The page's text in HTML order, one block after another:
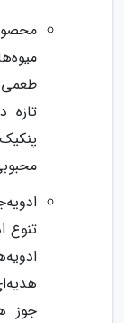
تازه
تنوع